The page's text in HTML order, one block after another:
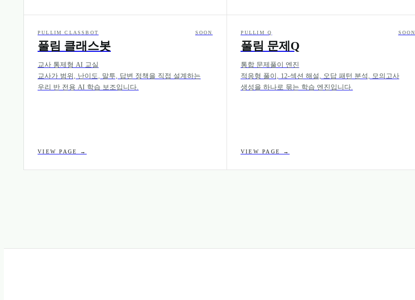
PULLIM CLASSBOT SOON
풀림 클래스봇
교사 통제형 AI 교실
교사가 범위, 난이도, 말투, 답변 정책을 직접 설계하는
우리 반 전용 AI 학습 보조입니다.
VIEW PAGE →
PULLIM Q SOON
풀림 문제Q
통합 문제풀이 엔진
적응형 풀이, 12-섹션 해설, 오답 패턴 분석, 모의고사
생성을 하나로 묶는 학습 엔진입니다.
VIEW PAGE →